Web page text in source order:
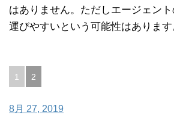
はありません。ただしエージェン
運びやすいという可能性はあります
稿
1 2
8月 27, 2019